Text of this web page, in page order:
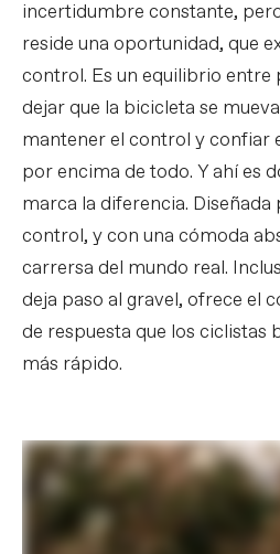
incertidumbre constante,
reside una oportunidad, que
control. Es un equilibrio entre
dejar que la bicicleta se
mantener el control y confiar
por encima de todo. Y ahí es
marca la diferencia. Diseñada
control, y con una cómoda
carrersa del mundo real.
deja paso al gravel, ofrece el
de respuesta que los ciclistas
más rápido.